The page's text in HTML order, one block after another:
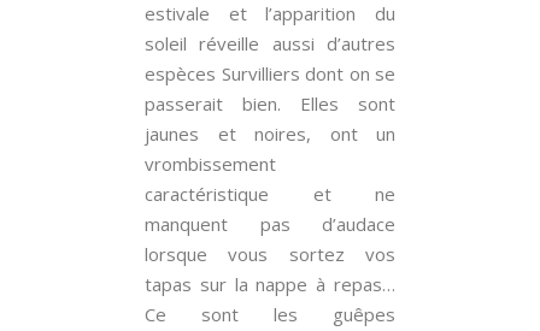
estivale et l’apparition du
soleil réveille aussi d’autres
espèces Survilliers dont on se
passerait bien. Elles sont
jaunes et noires, ont un
vrombissement
caractéristique et ne
manquent pas d’audace
lorsque vous sortez vos
tapas sur la nappe à repas…
Ce sont les guêpes